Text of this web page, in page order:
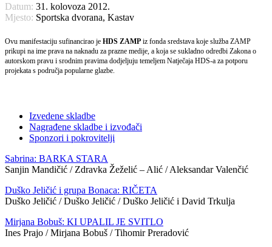
Datum: 31. kolovoza 2012.
Mjesto: Sportska dvorana, Kastav
Ovu manifestaciju sufinancirao je HDS ZAMP iz fonda sredstava koje služba ZAMP
prikupi na ime prava na naknadu za prazne medije, a koja se sukladno odredbi Zakona o
autorskom pravu i srodnim pravima dodjeljuju temeljem Natječaja HDS-a za potporu
projekata s područja popularne glazbe.
Izvedene skladbe
Nagrađene skladbe i izvođači
Sponzori i pokrovitelji
Sabrina: BARKA STARA
Sanjin Mandičić / Zdravka Žeželić – Alić / Aleksandar Valenčić
Duško Jeličić i grupa Bonaca: RIČETA
Duško Jeličić / Duško Jeličić / Duško Jeličić i David Trkulja
Mirjana Bobuš: KI UPALIL JE SVITLO
Ines Prajo / Mirjana Bobuš / Tihomir Preradović